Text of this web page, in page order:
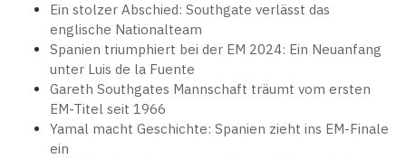
Ein stolzer Abschied: Southgate verlässt das
englische Nationalteam
Spanien triumphiert bei der EM 2024: Ein Neuanfang
unter Luis de la Fuente
Gareth Southgates Mannschaft träumt vom ersten
EM-Titel seit 1966
Yamal macht Geschichte: Spanien zieht ins EM-Finale
ein